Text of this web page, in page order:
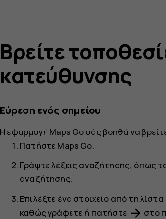
Βρείτε
κατεύθυνσης
Εύρεση ενός σημείου
Η εφαρμογή Maps Goσάς βοηθά να
Πατήστε Maps Go.
Γράψτε λέξεις αναζήτησης, όπως
αναζήτησης.
Επιλέξτε ένα στοιχείο από τη
καθώς γράφετε ή πατήστε arrow_forward στο